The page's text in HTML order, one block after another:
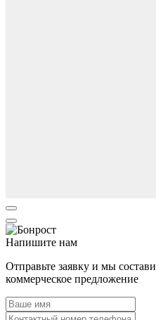
Напишите нам
Отправьте заявку и мы
коммерческое предложение